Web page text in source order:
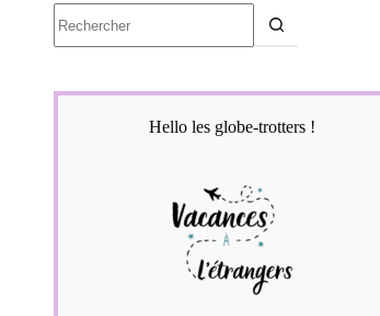
résultat
Hello les globe-trotters !